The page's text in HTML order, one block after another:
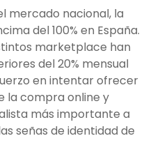
mercado nacional, la
del 100% en España.
marketplace han
del 20% mensual
en intentar ofrecer
la compra online y
más importante a
señas de identidad de